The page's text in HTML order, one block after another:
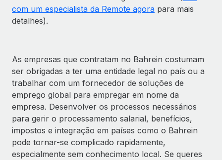
com um especialista da Remote agora para mais
detalhes).
As empresas que contratam no Bahrein costumam
ser obrigadas a ter uma entidade legal no país ou a
trabalhar com um fornecedor de soluções de
emprego global para empregar em nome da
empresa. Desenvolver os processos necessários
para gerir o processamento salarial, benefícios,
impostos e integração em países como o Bahrein
pode tornar-se complicado rapidamente,
especialmente sem conhecimento local. Se queres